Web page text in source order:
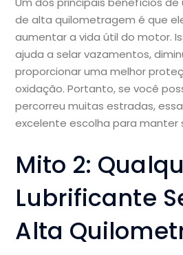
de alta quilometragem é que
aumentar a vida útil do motor.
ajuda a selar vazamentos,
proporcionar uma melhor
oxidação. Portanto, se você
percorreu muitas estradas,
excelente escolha para manter
Mito 2:
Lubrificante
Alta